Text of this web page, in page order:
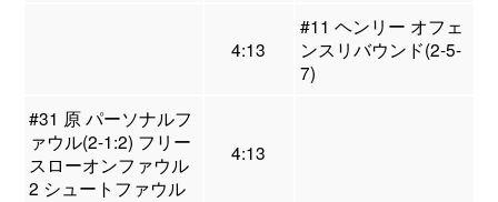
4:13
#11 ヘンリー オフェ
ンスリバウンド(2-5-
7)
#31 原 パーソナルフ
ァウル(2-1:2) フリー
スローオンファウル
2 シュートファウル
4:13